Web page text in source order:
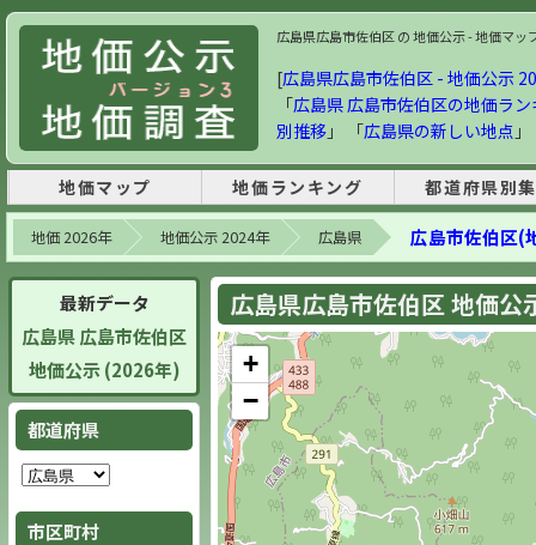
広島県広島市佐伯区 の 地価公示 - 地価マ
[広島県広島市佐伯区 - 地価公示
「広島県 広島市佐伯区の地価ラ
別推移 」 「広島県の新しい地点
地価マップ 地価ランキング 都道府県別
地価 2026年 地価公示 2024年 広島県 広島市佐伯区(
最新データ
広島県 広島市佐伯区
地価公示 (2026年)
都道府県
市区町村
広島県広島市佐伯区 地価
+
−